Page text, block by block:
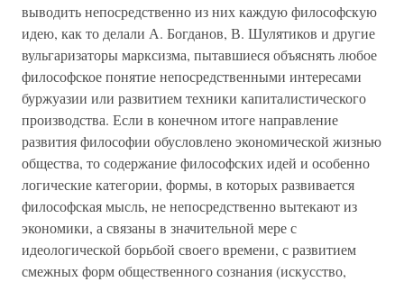
выводить непосредственно из них каждую философскую
идею, как то делали А. Богданов, В. Шулятиков и другие
вульгаризаторы марксизма, пытавшиеся объяснять любое
философское понятие непосредственными интересами
буржуазии или развитием техники капиталистического
производства. Если в конечном итоге направление
развития философии обусловлено экономической жизнью
общества, то содержание философских идей и особенно
логические категории, формы, в которых развивается
философская мысль, не непосредственно вытекают из
экономики, а связаны в значительной мере с
идеологической борьбой своего времени, с развитием
смежных форм общественного сознания (искусство,